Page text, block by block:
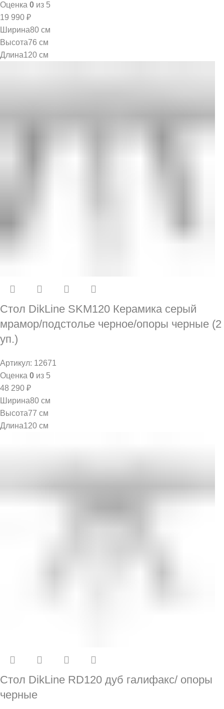
Оценка 0 из 5
19 990 ₽
Ширина80 см
Высота76 см
Длина120 см
Стол DikLine SKM120 Керамика серый
мрамор/подстолье черное/опоры черные (2
уп.)
Артикул: 12671
Оценка 0 из 5
48 290 ₽
Ширина80 см
Высота77 см
Длина120 см
Стол DikLine RD120 дуб галифакс/ опоры
черные